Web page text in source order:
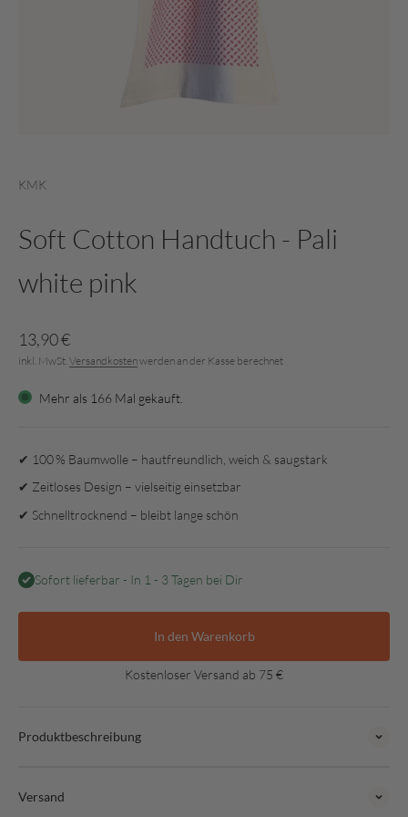
KMK
Soft Cotton Handtuch - Pali
white pink
Angebot
13,90 €
inkl. MwSt.Versandkostenwerden an der Kasse berechnet
Mehr als 166 Mal gekauft.
✔ 100 % Baumwolle – hautfreundlich, weich & saugstark
✔ Zeitloses Design – vielseitig einsetzbar
✔ Schnelltrocknend – bleibt lange schön
Sofort lieferbar - In 1 - 3 Tagen bei Dir
In den Warenkorb
Kostenloser Versand ab 75 €
Produktbeschreibung
Versand